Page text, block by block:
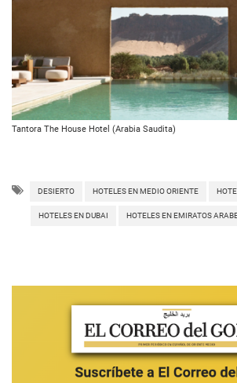
Tantora The House Hotel (Arabia Saudita)
DESIERTO HOTELES EN MEDIO ORIENTE
HOTELES EN DUBAI HOTELES EN EMIRATOS